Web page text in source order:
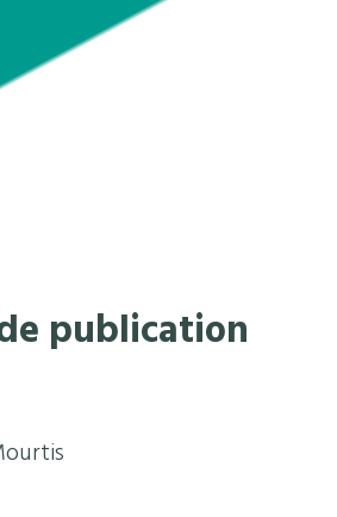
publication